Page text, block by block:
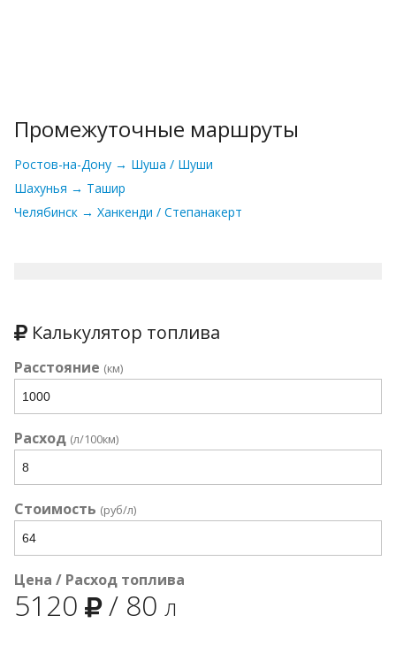
Промежуточные маршруты
Ростов-на-Дону → Шуша / Шуши
Шахунья → Ташир
Челябинск → Ханкенди / Степанакерт
Калькулятор топлива
Расстояние (км)
Расход (л/100км)
Стоимость (руб/л)
Цена / Расход топлива
5120 / 80 л